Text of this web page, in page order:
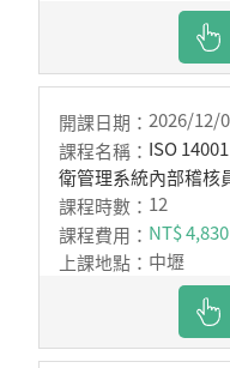
2026/12/
ISO
衛管理系統內部稽核
12
NT$ 4,830
中壢